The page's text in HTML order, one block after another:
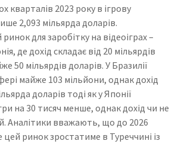
кварталів 2023 року в ігрову
2,093 мільярда доларів.
для заробітку на відеоіграх –
де дохід складає від 20 мільярдів
50 мільярдів доларів. У Бразилії
майже 103 мільйони, однак дохід
доларів тоді як у Японії
на 30 тисяч менше, однак дохід чи не
Аналітики вважають, що до 2026
ринок зростатиме в Туреччині із